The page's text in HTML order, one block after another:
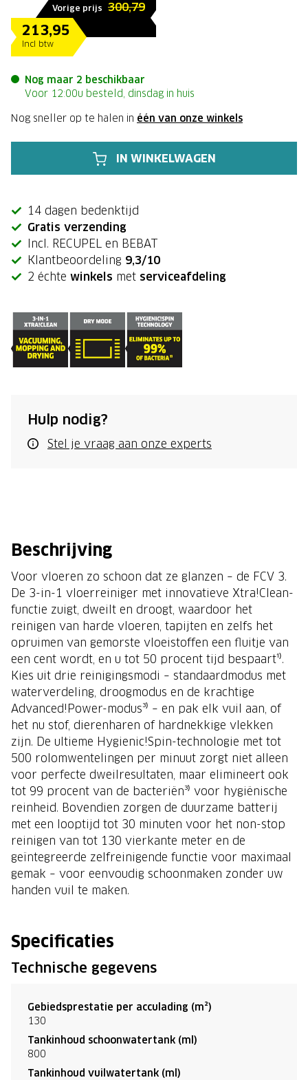
Vorige prijs 300,79
213,95
Incl btw
Nog maar 2 beschikbaar
Voor 12:00u besteld, dinsdag in huis
Nog sneller op te halen in één van onze winkels
IN WINKELWAGEN
14 dagen bedenktijd
Gratis verzending
Incl. RECUPEL en BEBAT
Klantbeoordeling 9,3/10
2 échte winkels met serviceafdeling
Hulp nodig?
Stel je vraag aan onze experts
Beschrijving
Voor vloeren zo schoon dat ze glanzen – de FCV 3.
De 3-in-1 vloerreiniger met innovatieve Xtra!Clean-
functie zuigt, dweilt en droogt, waardoor het
reinigen van harde vloeren, tapijten en zelfs het
opruimen van gemorste vloeistoffen een fluitje van
een cent wordt, en u tot 50 procent tijd bespaart¹⁾.
Kies uit drie reinigingsmodi – standaardmodus met
waterverdeling, droogmodus en de krachtige
Advanced!Power-modus³⁾ – en pak elk vuil aan, of
het nu stof, dierenharen of hardnekkige vlekken
zijn. De ultieme Hygienic!Spin-technologie met tot
500 rolomwentelingen per minuut zorgt niet alleen
voor perfecte dweilresultaten, maar elimineert ook
tot 99 procent van de bacteriën³⁾ voor hygiënische
reinheid. Bovendien zorgen de duurzame batterij
met een looptijd tot 30 minuten voor het non-stop
reinigen van tot 130 vierkante meter en de
geïntegreerde zelfreinigende functie voor maximaal
gemak – voor eenvoudig schoonmaken zonder uw
handen vuil te maken.
Specificaties
Technische gegevens
Gebiedsprestatie per acculading (m²)
130
Tankinhoud schoonwatertank (ml)
800
Tankinhoud vuilwatertank (ml)